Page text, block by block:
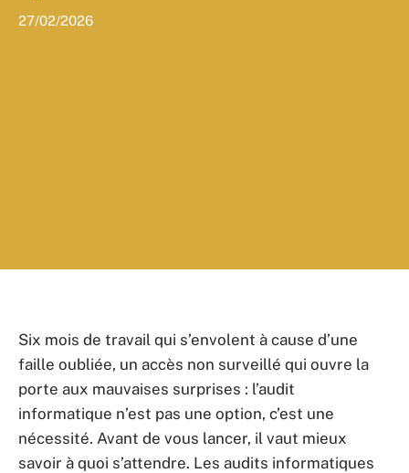
27/02/2026
Six mois de travail qui s’envolent à cause d’une
faille oubliée, un accès non surveillé qui ouvre la
porte aux mauvaises surprises : l’audit
informatique n’est pas une option, c’est une
nécessité. Avant de vous lancer, il vaut mieux
savoir à quoi s’attendre. Les audits informatiques